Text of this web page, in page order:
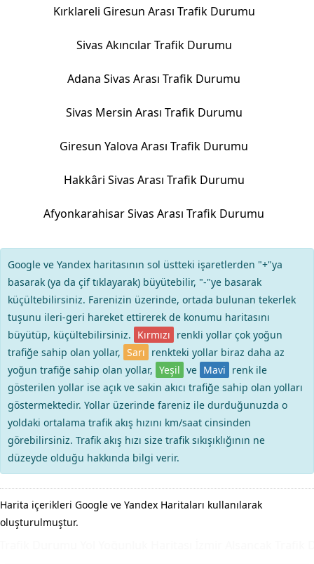
Kırklareli Giresun Arası Trafik Durumu
Sivas Akıncılar Trafik Durumu
Adana Sivas Arası Trafik Durumu
Sivas Mersin Arası Trafik Durumu
Giresun Yalova Arası Trafik Durumu
Hakkâri Sivas Arası Trafik Durumu
Afyonkarahisar Sivas Arası Trafik Durumu
Google ve Yandex haritasının sol üstteki işaretlerden "+"ya
basarak (ya da çif tıklayarak) büyütebilir, "-"ye basarak
küçültebilirsiniz. Farenizin üzerinde, ortada bulunan tekerlek
tuşunu ileri-geri hareket ettirerek de konumu haritasını
büyütüp, küçültebilirsiniz. Kırmızı renkli yollar çok yoğun
trafiğe sahip olan yollar, Sarı renkteki yollar biraz daha az
yoğun trafiğe sahip olan yollar, Yeşil ve Mavi renk ile
gösterilen yollar ise açık ve sakin akıcı trafiğe sahip olan yolları
göstermektedir. Yollar üzerinde fareniz ile durduğunuzda o
yoldaki ortalama trafik akış hızını km/saat cinsinden
görebilirsiniz. Trafik akış hızı size trafik sıkışıklığının ne
düzeyde olduğu hakkında bilgi verir.
Harita içerikleri Google ve Yandex Haritaları kullanılarak
oluşturulmuştur.